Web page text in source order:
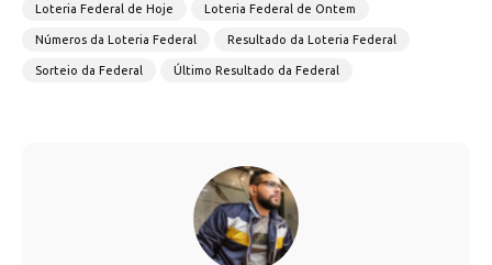
Loteria Federal de Hoje Loteria Federal de Ontem
Números da Loteria Federal Resultado da Loteria Federal
Sorteio da Federal Último Resultado da Federal